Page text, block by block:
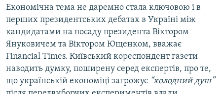
Економічна тема не даремно стала ключовою і в
перших президентських дебатах в Україні між
кандидатами на посаду президента Віктором
Януковичем та Віктором Ющенком, вважає
Financial Times. Київський кореспондент газети
наводить думку, поширену серед експертів, про те,
що українській економіці загрожує “холодний душ”